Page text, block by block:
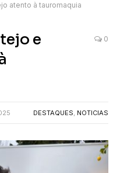
atento à tauromaquia
e
0
DESTAQUES, NOTICIAS